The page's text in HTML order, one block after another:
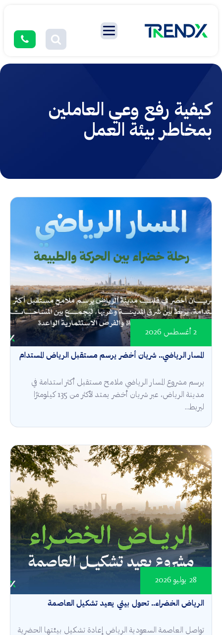
كيفية رفع وعي العاملين
بمخاطر بيئة العمل
المسار الرياضي.. شريان أخضر يرسم مستقبل الرياض المستدام
2 أغسطس 2026
يرسم مشروع المسار الرياضي ملامح مستقبل أكثر استدامة في
مدينة الرياض، عبر شريان أخضر يمتد لأكثر من 135 كيلومترًا
ليربط...
الرياض الخضراء.. تحول بيئي يعيد تشكيل العاصمة
28 يوليو 2026
تواصل العاصمة السعودية الرياض إعادة تشكيل بيئتها الحضرية